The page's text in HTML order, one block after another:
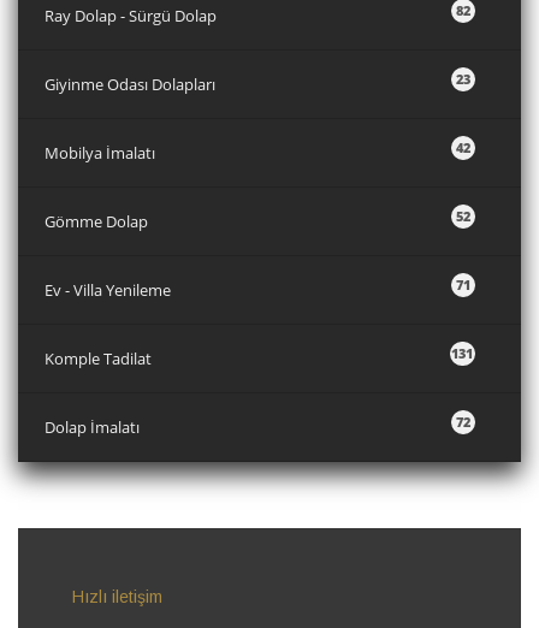
82
Ray Dolap - Sürgü Dolap
23
Giyinme Odası Dolapları
42
Mobilya İmalatı
52
Gömme Dolap
71
Ev - Villa Yenileme
131
Komple Tadilat
72
Dolap İmalatı
Hızlı iletişim